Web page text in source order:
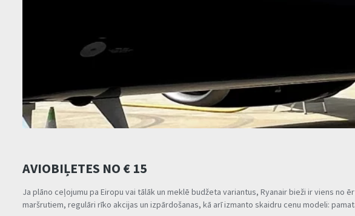
AVIOBIĻETES NO € 15
Ja plāno ceļojumu pa Eiropu vai tālāk un meklē budžeta variantus, Ryanair bieži ir viens
maršrutiem, regulāri rīko akcijas un izpārdošanas, kā arī izmanto skaidru cenu modeli: